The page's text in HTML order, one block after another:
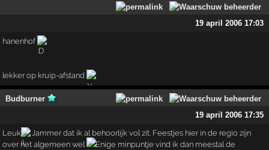
19 april 2006 17:03
hanenhof
lekker op kruip-afstand
Budburner
19 april 2006 17:35
Leuk
Jammer dat ik al behoorlijk vol zit. Feestjes hier in de regio zijn
over het algemeen wel
Enige minpuntje vind ik dan meestal de